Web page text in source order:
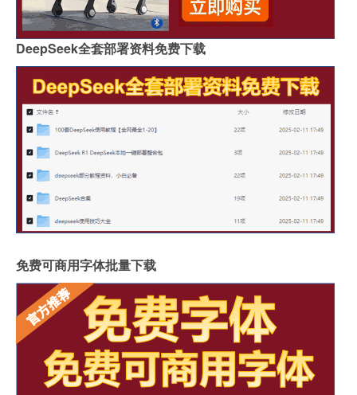
DeepSeek全套部署资料免费下载
免费可商用字体批量下载